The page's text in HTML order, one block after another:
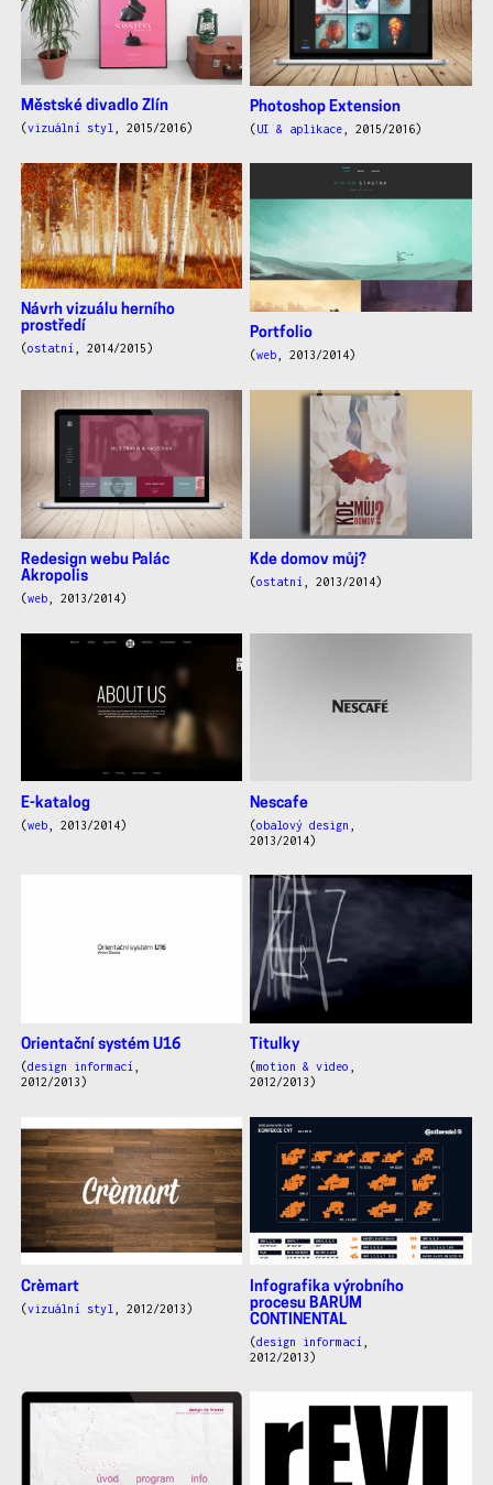
Městské divadlo Zlín
(vizuální styl , 2015/2016)
Photoshop Extension
(UI & aplikace , 2015/2016)
Návrh vizuálu herního
prostředí
(ostatní , 2014/2015)
Portfolio
(web, 2013/2014)
Redesign webu Palác
Akropolis
(web, 2013/2014)
Kde domov můj?
(ostatní , 2013/2014)
E-katalog
(web, 2013/2014)
Nescafe
(obalový design
2013/2014)
Orientační systém U16
(design informací
2012/2013)
Titulky
(motion & video
2012/2013)
Crèmart
(vizuální styl , 2012/2013)
Infografika výrobního
procesu BARUM
CONTINENTAL
(design informací
2012/2013)